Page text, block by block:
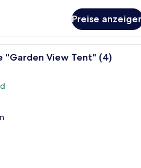
Preise
Ein Zelt mit zwei Betten,
"Garden View Tent" (4)